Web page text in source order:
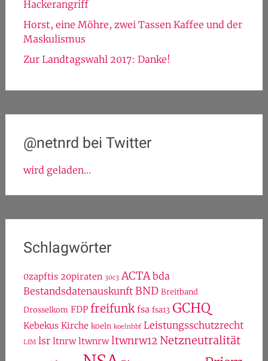
Hackerangriff
Horst, eine Möhre, zwei Tassen Kaffee und der
Maskulismus
Zur Landtagswahl 2017: Danke!
@netnrd bei Twitter
wird geladen...
Schlagwörter
0zapftis 20piraten 30c3 ACTA bda
Bestandsdatenauskunft BND Breitband
Drosselkom FDP freifunk fsa fsa13 GCHQ
Kebekus Kirche koeln koelnhbf Leistungsschutzrecht
LfM lsr ltnrw ltwnrw ltwnrw12 Netzneutralität